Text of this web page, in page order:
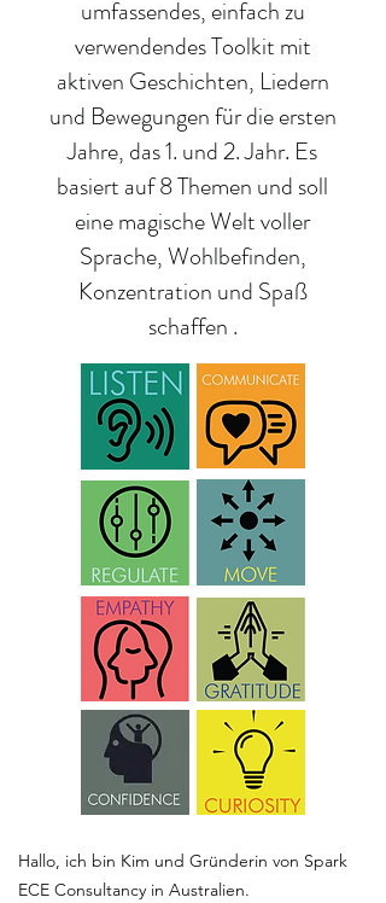
umfassendes, einfach zu
verwendendes Toolkit mit
aktiven Geschichten, Liedern
und Bewegungen für die ersten
Jahre, das 1. und 2. Jahr. Es
basiert auf 8 Themen und soll
eine magische Welt voller
Sprache, Wohlbefinden,
Konzentration und Spaß
schaffen .
Hallo, ich bin Kim und Gründerin von Spark
ECE Consultancy in Australien.